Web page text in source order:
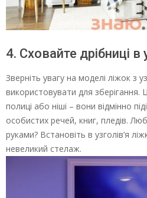
4. Сховайте дрібниці в
Зверніть увагу на моделі ліжок з
використовувати для зберігання.
полиці або ніші – вони відмінно
особистих речей, книг, пледів.
руками? Встановіть в узголів’я
невеликий стелаж.